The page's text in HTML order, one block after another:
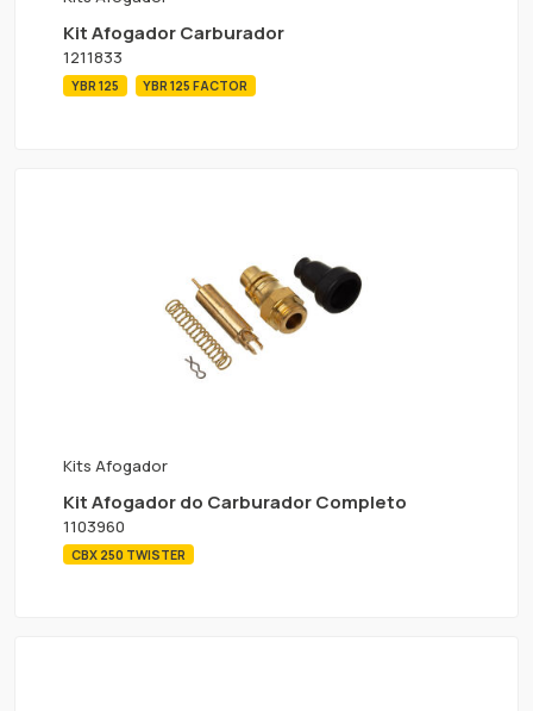
Kit Afogador Carburador
1211833
YBR 125 YBR 125 FACTOR
Kits Afogador
Kit Afogador do Carburador Completo
1103960
CBX 250 TWISTER